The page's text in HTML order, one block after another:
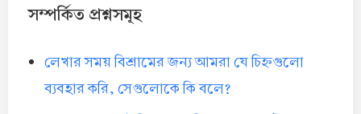
সম্পর্কিত প্রশ্নসমূহ
লেখার সময় বিশ্রামের জন্য আমরা যে চিহ্নগুলো
ব্যবহার করি, সেগুলোকে কি বলে?